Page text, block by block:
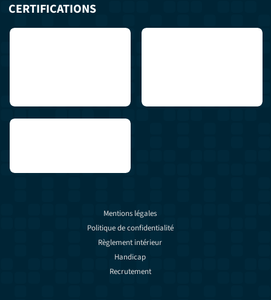
CERTIFICATIONS
Mentions légales
Politique de confidentialité
Règlement intérieur
Handicap
Recrutement